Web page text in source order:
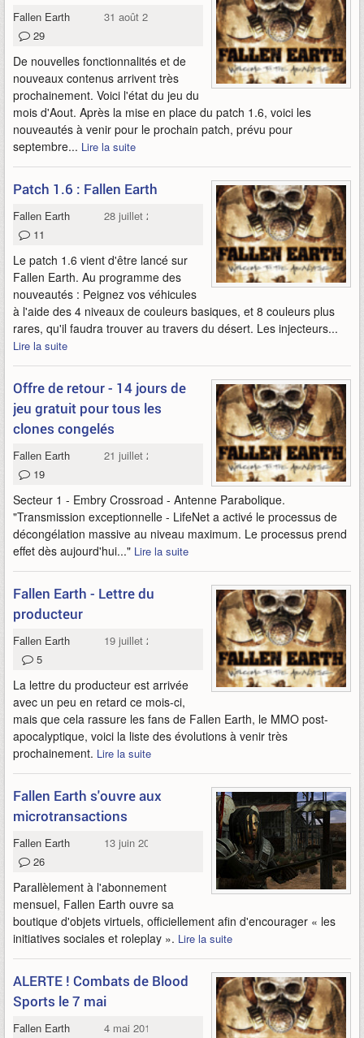
Fallen Earth
31 août 2010
29
De nouvelles fonctionnalités et de
nouveaux contenus arrivent très
prochainement. Voici l'état du jeu du
mois d'Aout. Après la mise en place du patch 1.6, voici les
nouveautés à venir pour le prochain patch, prévu pour
septembre... Lire la suite
Patch 1.6 : Fallen Earth
Fallen Earth
28 juillet 2010
11
Le patch 1.6 vient d'être lancé sur
Fallen Earth. Au programme des
nouveautés : Peignez vos véhicules
à l'aide des 4 niveaux de couleurs basiques, et 8 couleurs plus
rares, qu'il faudra trouver au travers du désert. Les injecteurs...
Lire la suite
Offre de retour - 14 jours de
jeu gratuit pour tous les
clones congelés
Fallen Earth
21 juillet 2010
19
Secteur 1 - Embry Crossroad - Antenne Parabolique.
"Transmission exceptionnelle - LifeNet a activé le processus de
décongélation massive au niveau maximum. Le processus prend
effet dès aujourd'hui..." Lire la suite
Fallen Earth - Lettre du
producteur
Fallen Earth
19 juillet 2010
5
La lettre du producteur est arrivée
avec un peu en retard ce mois-ci,
mais que cela rassure les fans de Fallen Earth, le MMO post-
apocalyptique, voici la liste des évolutions à venir très
prochainement. Lire la suite
Fallen Earth s'ouvre aux
microtransactions
Fallen Earth
13 juin 2010
26
Parallèlement à l'abonnement
mensuel, Fallen Earth ouvre sa
boutique d'objets virtuels, officiellement afin d'encourager « les
initiatives sociales et roleplay ». Lire la suite
ALERTE ! Combats de Blood
Sports le 7 mai
Fallen Earth
4 mai 2010